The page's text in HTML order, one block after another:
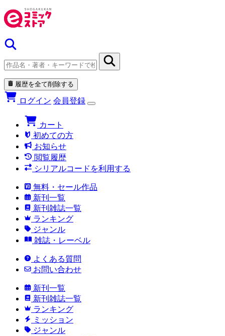
履歴を全て削除する
ログイン 会員登録
カート
初めての方
お知らせ
閲覧履歴
シリアルコードを利用する
無料・セール作品
新刊一覧
新刊雑誌一覧
ランキング
ジャンル
雑誌・レーベル
よくある質問
お問い合わせ
新刊一覧
新刊雑誌一覧
ランキング
ミッション
ジャンル